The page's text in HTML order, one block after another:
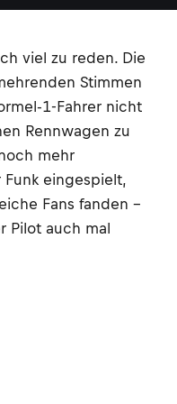
viel zu reden. Die
Stimmen
1-Fahrer nicht
Rennwagen zu
mehr
eingespielt,
Fans fanden –
Pilot auch mal